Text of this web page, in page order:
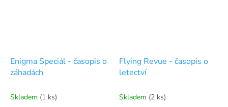
Enigma Speciál - časopis o
záhadách
Skladem (1 ks)
Flying Revue - časopis o
letectví
Skladem (2 ks)